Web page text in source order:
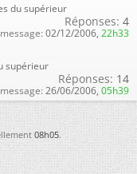
du supérieur
Réponses: 4
02/12/2006, 22h33
supérieur
Réponses: 14
26/06/2006, 05h39
08h05.